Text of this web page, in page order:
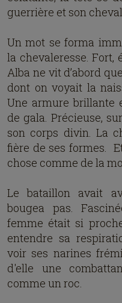
guerrière et son
Un mot se forma
la chevaleresse. Fort,
Alba ne vit d’abord
dont on voyait la
Une armure brillante
de gala. Précieuse,
son corps divin. La
fière de ses formes.
chose comme de la
Le bataillon avait
bougea pas.
femme était si
entendre sa
voir ses narines
d'elle une
comme un roc.